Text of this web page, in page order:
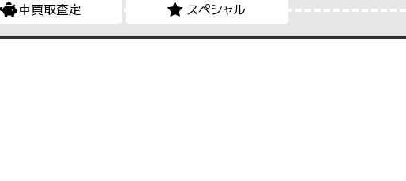
車買取査定 スペシャル